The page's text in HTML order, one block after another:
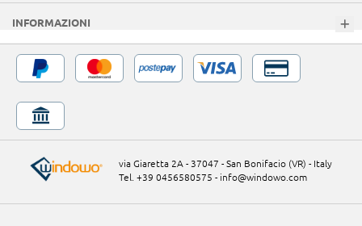
INFORMAZIONI
via Giaretta 2A - 37047 - San Bonifacio (VR) - Italy
Tel. +39 0456580575 - info@windowo.com